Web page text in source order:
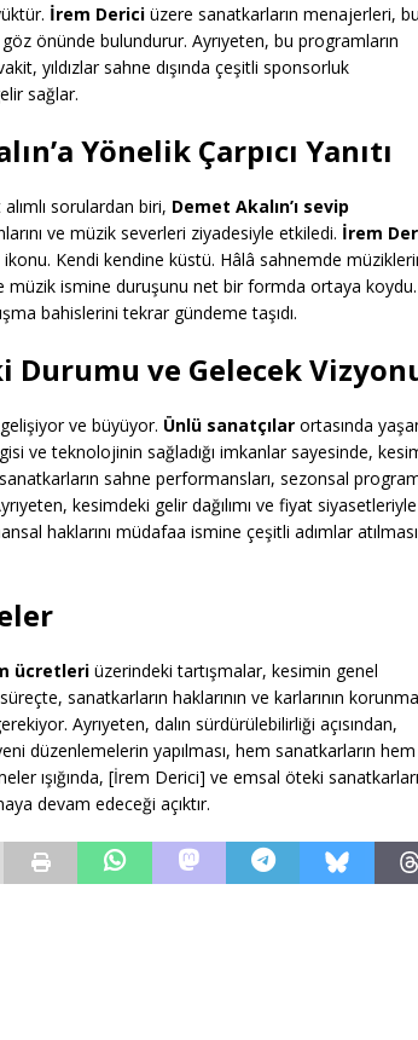
İrem Derici üzere sanatkarların menajerleri, bu
önünde bulundurur. Ayrıyeten, bu programların
yıldızlar sahne dışında çeşitli sponsorluk
sağlar.
Yönelik Çarpıcı Yanıtı
sorulardan biri, Demet Akalın’ı sevip
ve müzik severleri ziyadesiyle etkiledi. İrem
Kendi kendine küstü. Hâlâ sahnemde
müzik ismine duruşunu net bir formda ortaya
bahislerini tekrar gündeme taşıdı.
ve Gelecek
ve büyüyor. Ünlü sanatçılar ortasında
ve teknolojinin sağladığı imkanlar sayesinde,
sahne performansları, sezonsal
kesimdeki gelir dağılımı ve fiyat
haklarını müdafaa ismine çeşitli adımlar atılması
ücretleri üzerindeki tartışmalar, kesimin genel
sanatkarların haklarının ve karlarının
Ayrıyeten, dalın sürdürülebilirliği açısından,
düzenlemelerin yapılması, hem sanatkarların
ışığında, [İrem Derici] ve emsal öteki
devam edeceği açıktır.